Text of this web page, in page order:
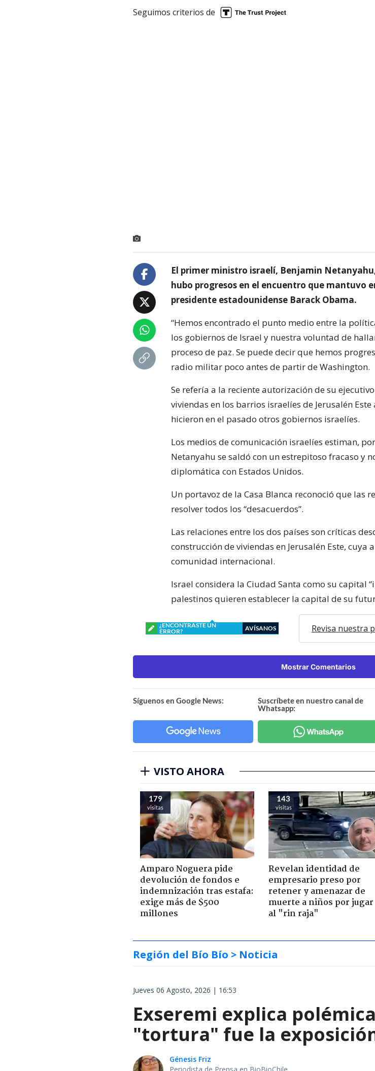
Seguimos criterios de
El primer ministro israelí, Benjamin
hubo progresos en el encuentro que mantuvo
presidente estadounidense Barack Obama.
“Hemos encontrado el punto medio entre la
los gobiernos de Israel y nuestra voluntad de
proceso de paz. Se puede decir que hemos
radio militar poco antes de partir de Washington.
Se refería a la reciente autorización de su
viviendas en los barrios israelíes de Jerusalén
hicieron en el pasado otros gobiernos israelíes.
Los medios de comunicación israelíes estiman,
Netanyahu se saldó con un estrepitoso fracaso y
diplomática con Estados Unidos.
Un portavoz de la Casa Blanca reconoció que las
resolver todos los “desacuerdos”.
Las relaciones entre los dos países son críticas
construcción de viviendas en Jerusalén Este, cuya
comunidad internacional.
Israel considera la Ciudad Santa como su capital
palestinos quieren establecer la capital de su
¿ENCONTRASTE UN
ERROR?
AVÍSANOS Revisa nuestra
Mostrar Comentarios
Síguenos en Google News:
Suscríbete en nuestro canal de
Whatsapp:
VISTO AHORA
179
visitas
Amparo Noguera pide
devolución de fondos e
indemnización tras estafa:
exige más de $500
millones
143
visitas
Revelan identidad de
empresario preso por
retener y amenazar de
muerte a niños por jugar
al "rin raja"
Región del Bío Bío > Noticia
Jueves 06 Agosto, 2026 | 16:53
Exseremi explica
"tortura" fue la
Génesis Friz
Periodista de Prensa en BioBioChile